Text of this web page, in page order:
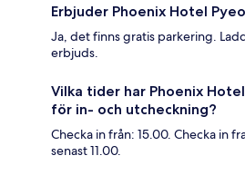
Erbjuder Phoenix Hotel
Ja, det finns gratis parkering.
erbjuds.
Vilka tider har Phoenix
för in- och utcheckning?
Checka in från: 15.00. Checka in
senast 11.00.